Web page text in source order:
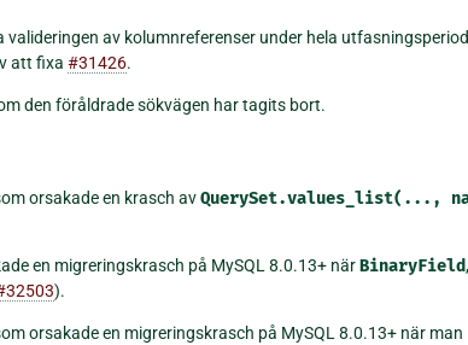
av kolumnreferenser under hela
att fixa #31426.
den föråldrade sökvägen har tagits bort.
orsakade en krasch avQuerySet.values_list(...,
en migreringskrasch på MySQL 8.0.13+ närBinaryField,
).
orsakade en migreringskrasch på MySQL 8.0.13+ när